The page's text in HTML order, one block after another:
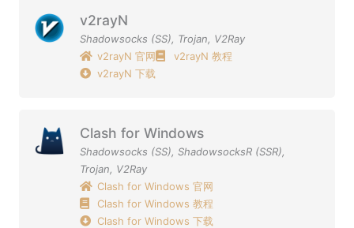
v2rayN
Shadowsocks (SS), Trojan, V2Ray
v2rayN 官网
v2rayN 教程
v2rayN 下载
Clash for Windows
Shadowsocks (SS), ShadowsocksR (SSR),
Trojan, V2Ray
Clash for Windows 官网
Clash for Windows 教程
Clash for Windows 下载